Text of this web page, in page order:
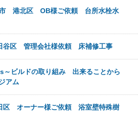
港北区 OB様ご依頼 台所水栓水
谷区 管理会社様依頼 床補修工事
～ビルドの取り組み 出来ることから
アム
区 オーナー様ご依頼 浴室壁特殊樹